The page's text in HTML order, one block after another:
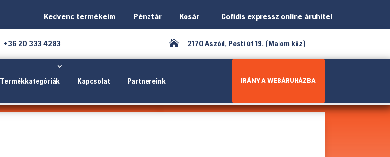
Kedvenc termékeim Pénztár Kosár Cofidis expressz online áruhitel
+36 20 333 4283  2170 Aszód, Pesti út 19. (Malom köz)
Termékkategóriák Kapcsolat Partnereink IRÁNY A WEBÁRUHÁZBA